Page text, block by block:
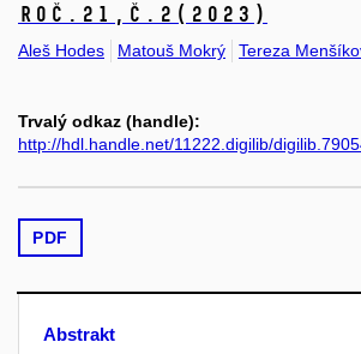
Roč.21, č.2 (2023)
Aleš Hodes Matouš Mokrý Tereza
Trvalý odkaz (handle):
http://hdl.handle.net/11222.digilib/
PDF
Abstrakt